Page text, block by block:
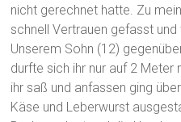
nicht gerechnet hatte. Zu
schnell Vertrauen gefasst
Unserem Sohn (12)
durfte sich ihr nur auf 2 Meter
ihr saß und anfassen ging
Käse und Leberwurst